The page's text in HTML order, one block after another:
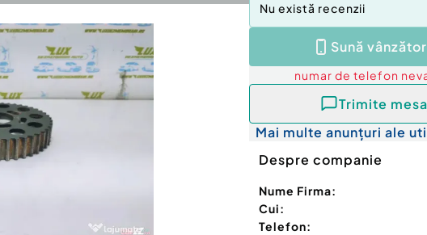
Nu există recenzii
Sună
numar de telefon
Trimite
Mai multe anunțuri ale
Despre companie
Nume Firma:
Cui:
Telefon: